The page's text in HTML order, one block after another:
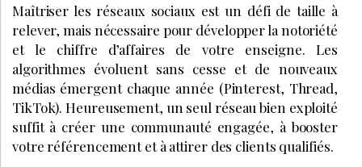
Maîtriser les réseaux sociaux est un défi de taille à
relever, mais nécessaire pour développer la notoriété
et le chiffre d’affaires de votre enseigne. Les
algorithmes évoluent sans cesse et de nouveaux
médias émergent chaque année (Pinterest, Thread,
TikTok). Heureusement, un seul réseau bien exploité
suffit à créer une communauté engagée, à booster
votre référencement et à attirer des clients qualifiés.